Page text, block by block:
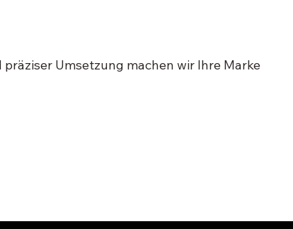
Umsetzung machen wir Ihre Marke